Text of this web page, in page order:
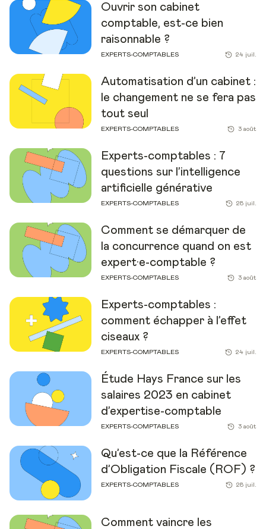
Ouvrir son cabinet
comptable, est-ce bien
raisonnable ?
EXPERTS-COMPTABLES 24 juil.
Automatisation d’un cabinet :
le changement ne se fera pas
tout seul
EXPERTS-COMPTABLES 3 août
Experts-comptables : 7
questions sur l’intelligence
artificielle générative
EXPERTS-COMPTABLES 28 juil.
Comment se démarquer de
la concurrence quand on est
expert·e-comptable ?
EXPERTS-COMPTABLES 3 août
Experts-comptables :
comment échapper à l’effet
ciseaux ?
EXPERTS-COMPTABLES 24 juil.
Étude Hays France sur les
salaires 2023 en cabinet
d’expertise-comptable
EXPERTS-COMPTABLES 3 août
Qu’est-ce que la Référence
d’Obligation Fiscale (ROF) ?
EXPERTS-COMPTABLES 28 juil.
Comment vaincre les